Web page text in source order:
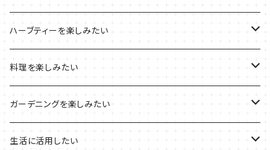
木製プランターの栽培キット
プラ製プランターの栽培キット
その他のプランターの栽培キット
2022年の母の日
2021年の敬老の日
2021年のハロウィン
2021年のクリスマス
ハーブミックス
ハーブブーケ
フレッシュハーブ
ハーブティーを楽しみたい
ハーブティーの定番ハーブ
リラックスしたい時に
シャキッとしたい時に
料理を楽しみたい
料理の定番ハーブ
イタリア料理に
ガーデニングを楽しみたい
花を楽しみたい
生活に活用したい